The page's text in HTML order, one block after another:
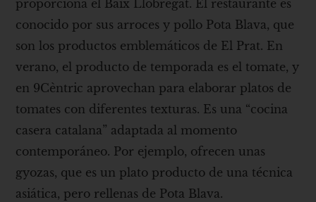
proporciona el Baix Llobregat. El restaurante es
conocido por sus arroces y pollo Pota Blava, que
son los productos emblemáticos de El Prat. En
verano, el producto de temporada es el tomate, y
en 9Cèntric aprovechan para elaborar platos de
tomates con diferentes texturas. Es una “cocina
casera catalana” adaptada al momento
contemporáneo. Por ejemplo, ofrecen unas
gyozas, que es un plato producto de una técnica
asiática, pero rellenas de Pota Blava.